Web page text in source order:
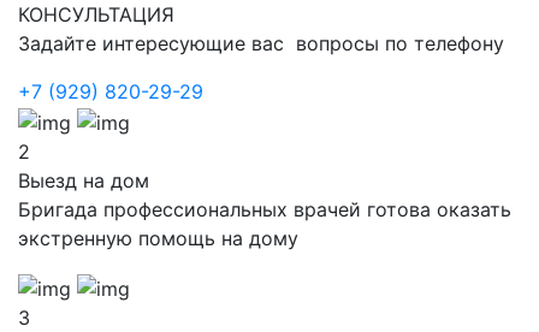
КОНСУЛЬТАЦИЯ
Задайте интересующие вас вопросы по телефону
+7 (929) 820-29-29
2
Выезд на дом
Бригада профессиональных врачей готова оказать
экстренную помощь на дому
3